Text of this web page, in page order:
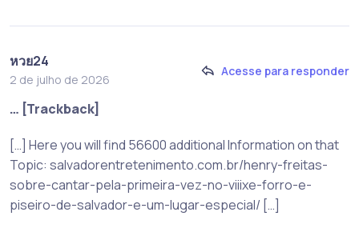
หวย24
2 de julho de 2026
Acesse para responder
… [Trackback]
[…] Here you will find 56600 additional Information on that
Topic: salvadorentretenimento.com.br/henry-freitas-
sobre-cantar-pela-primeira-vez-no-viiixe-forro-e-
piseiro-de-salvador-e-um-lugar-especial/ […]